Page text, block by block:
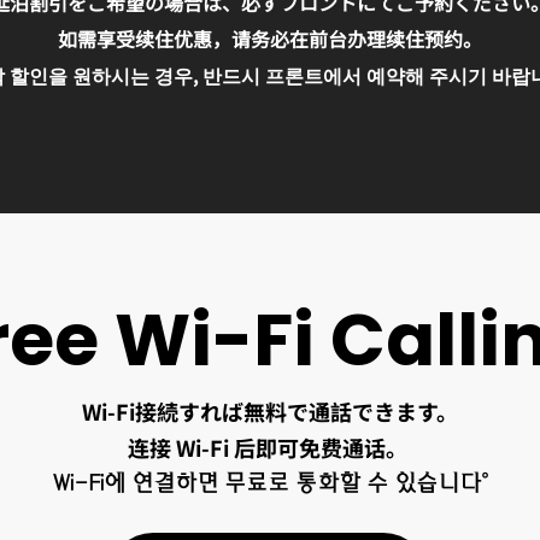
如需享受续住优惠，请务必在前台办理续住预约。
할인을 원하시는 경우, 반드시 프론트에서 예약해 주시기 바랍
Wi-Fi
Wi-Fi接続すれば無料で通話できます。
连接 Wi-Fi 后即可免费通话。
Wi-Fi에 연결하면 무료로 통화할 수 있습니다。